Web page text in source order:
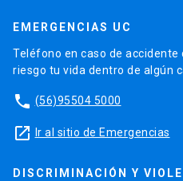
EMERGENCIAS UC
Teléfono en caso de accidente
riesgo tu vida dentro de algún
phone (56)95504 5000
launch Ir al sitio de Emergencias
DISCRIMINACIÓN Y